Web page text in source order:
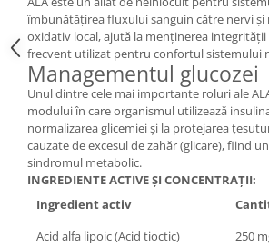
îmbunătățirea fluxului sanguin către nervi și
oxidativ local, ajută la menținerea
frecvent utilizat pentru confortul sistemului
Managementul glucozei
Unul dintre cele mai importante roluri ale
modului în care organismul utilizează
normalizarea glicemiei și la protejarea
cauzate de excesul de zahăr (glicare), fiind
sindromul metabolic.
INGREDIENTE ACTIVE ȘI CONCENTRAȚII:
Ingredient activ
Acid alfa lipoic (Acid tioctic)
250